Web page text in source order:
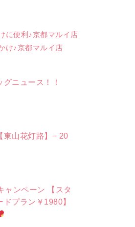
に便利♪京都マルイ店
け♪京都マルイ店
グニュース！！
東山花灯路】− 20
ャンペーン 【スタ
ドプラン￥1980】